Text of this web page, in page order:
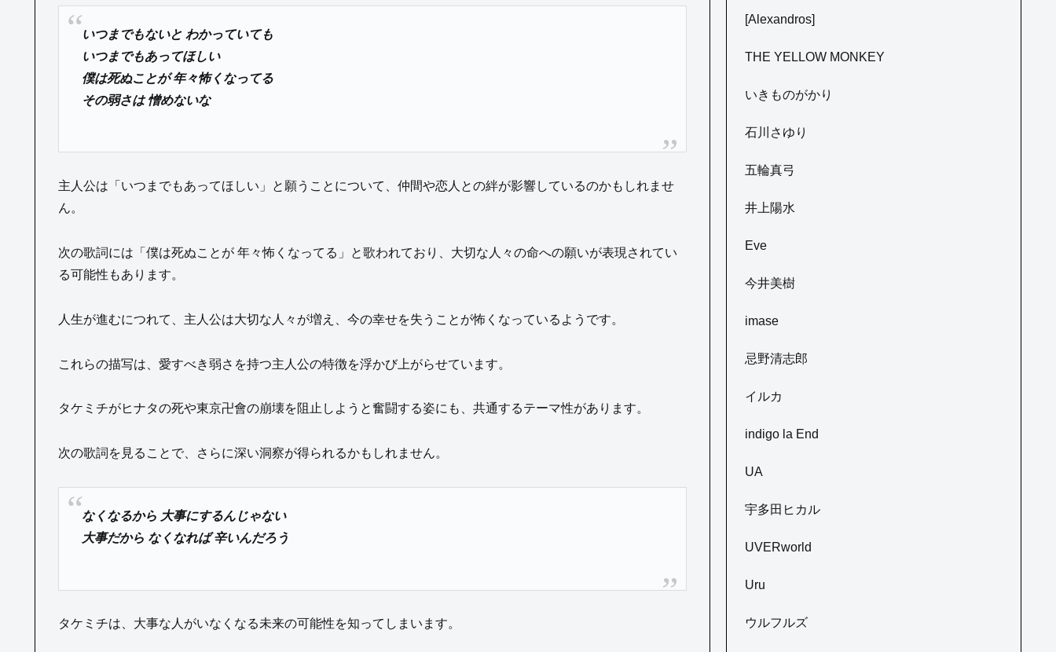
いつまでもないと わかっていても
いつまでもあってほしい
僕は死ぬことが 年々怖くなってる
その弱さは 憎めないな
主人公は「いつまでもあってほしい」と願うことについて、仲間や恋人との絆が影響しているのかもしれませ
ん。
次の歌詞には「僕は死ぬことが 年々怖くなってる」と歌われており、大切な人々の命への願いが表現されてい
る可能性もあります。
人生が進むにつれて、主人公は大切な人々が増え、今の幸せを失うことが怖くなっているようです。
これらの描写は、愛すべき弱さを持つ主人公の特徴を浮かび上がらせています。
タケミチがヒナタの死や東京卍會の崩壊を阻止しようと奮闘する姿にも、共通するテーマ性があります。
次の歌詞を見ることで、さらに深い洞察が得られるかもしれません。
なくなるから 大事にするんじゃない
大事だから なくなれば 辛いんだろう
タケミチは、大事な人がいなくなる未来の可能性を知ってしまいます。
[Alexandros]
THE YELLOW MONKEY
いきものがかり
石川さゆり
五輪真弓
井上陽水
Eve
今井美樹
imase
忌野清志郎
イルカ
indigo la End
UA
宇多田ヒカル
UVERworld
Uru
ウルフルズ